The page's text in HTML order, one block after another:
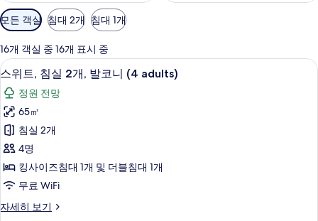
객
실
에
사
용
가
능
한
필
터
모든 객실 침대 2개 침대 1개
16개 객실 중 16개 표시 중
스
위
트,
침
실
2
개,
발
코
미니바, 객실 내 금고, 암막 커튼, 방음
17
스위트, 침실 2개, 발코니 (4 adults)
정원 전망
65㎡
침실 2개
4명
킹사이즈침대 1개 및 더블침대 1개
무료 WiFi
자세히 보기
스